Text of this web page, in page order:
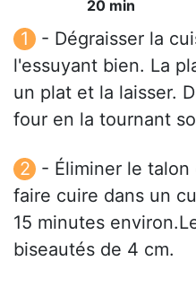
20 min
- Dégraisser la
l'essuyant bien. La
un plat et la laisser.
four en la tournant
- Éliminer le
faire cuire dans un
15 minutes
biseautés de 4 cm.